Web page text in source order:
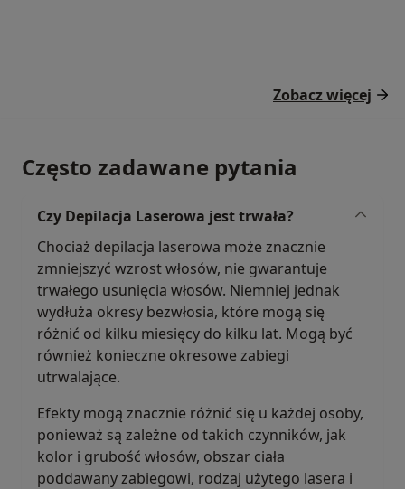
Zobacz więcej
Często zadawane pytania
Czy Depilacja Laserowa jest trwała?
Chociaż depilacja laserowa może znacznie
zmniejszyć wzrost włosów, nie gwarantuje
trwałego usunięcia włosów. Niemniej jednak
wydłuża okresy bezwłosia, które mogą się
różnić od kilku miesięcy do kilku lat. Mogą być
również konieczne okresowe zabiegi
utrwalające.
Efekty mogą znacznie różnić się u każdej osoby,
ponieważ są zależne od takich czynników, jak
kolor i grubość włosów, obszar ciała
poddawany zabiegowi, rodzaj użytego lasera i